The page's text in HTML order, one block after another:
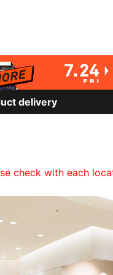
delivery
check with each